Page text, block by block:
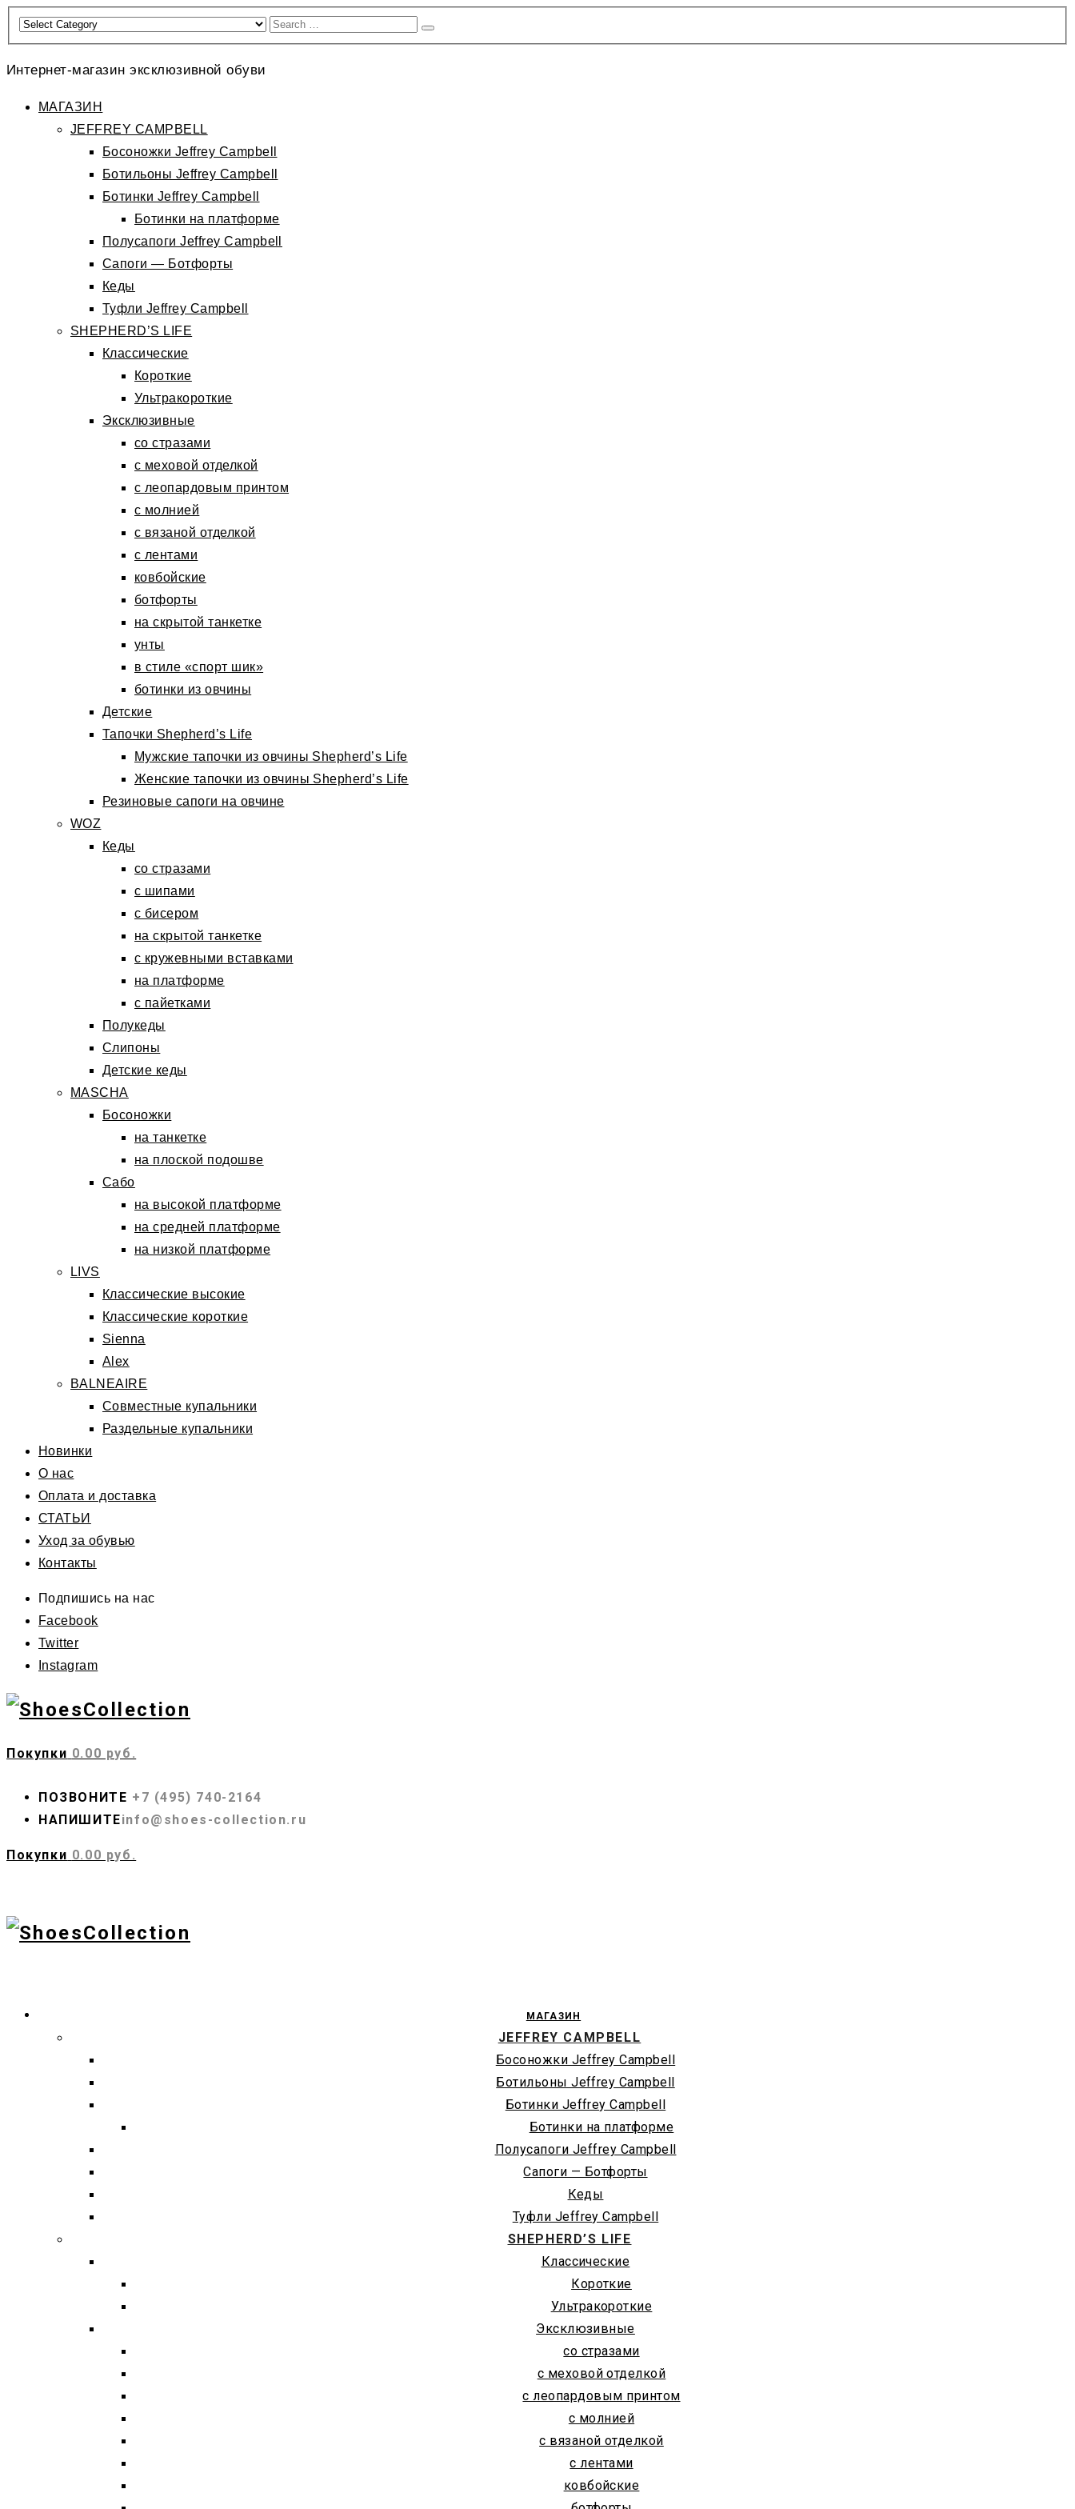
Интернет-магазин эксклюзивной обуви
МАГАЗИН
JEFFREY CAMPBELL
Босоножки Jeffrey Campbell
Ботильоны Jeffrey Campbell
Ботинки Jeffrey Campbell
Ботинки на платформе
Полусапоги Jeffrey Campbell
Сапоги — Ботфорты
Кеды
Туфли Jeffrey Campbell
SHEPHERD’S LIFE
Классические
Короткие
Ультракороткие
Эксклюзивные
со стразами
с меховой отделкой
с леопардовым принтом
с молнией
с вязаной отделкой
с лентами
ковбойские
ботфорты
на скрытой танкетке
унты
в стиле «спорт шик»
ботинки из овчины
Детские
Тапочки Shepherd’s Life
Мужские тапочки из овчины Shepherd’s Life
Женские тапочки из овчины Shepherd’s Life
Резиновые сапоги на овчине
WOZ
Кеды
со стразами
с шипами
с бисером
на скрытой танкетке
с кружевными вставками
на платформе
с пайетками
Полукеды
Слипоны
Детские кеды
MASCHA
Босоножки
на танкетке
на плоской подошве
Сабо
на высокой платформе
на средней платформе
на низкой платформе
LIVS
Классические высокие
Классические короткие
Sienna
Alex
BALNEAIRE
Совместные купальники
Раздельные купальники
Новинки
О нас
Оплата и доставка
СТАТЬИ
Уход за обувью
Контакты
Подпишись на нас
Facebook
Twitter
Instagram
Покупки 0.00 руб.
ПОЗВОНИТЕ +7 (495) 740-2164
НАПИШИТЕinfo@shoes-collection.ru
Покупки 0.00 руб.
МАГАЗИН
JEFFREY CAMPBELL
Босоножки Jeffrey Campbell
Ботильоны Jeffrey Campbell
Ботинки Jeffrey Campbell
Ботинки на платформе
Полусапоги Jeffrey Campbell
Сапоги — Ботфорты
Кеды
Туфли Jeffrey Campbell
SHEPHERD’S LIFE
Классические
Короткие
Ультракороткие
Эксклюзивные
со стразами
с меховой отделкой
с леопардовым принтом
с молнией
с вязаной отделкой
с лентами
ковбойские